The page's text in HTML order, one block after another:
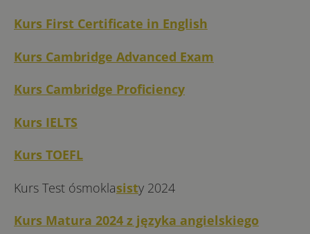
Kurs First Certificate in English
Kurs Cambridge Advanced Exam
Kurs Cambridge Proficiency
Kurs IELTS
Kurs TOEFL
Kurs Test ósmoklasisty 2024
Kurs Matura 2024 z języka angielskiego